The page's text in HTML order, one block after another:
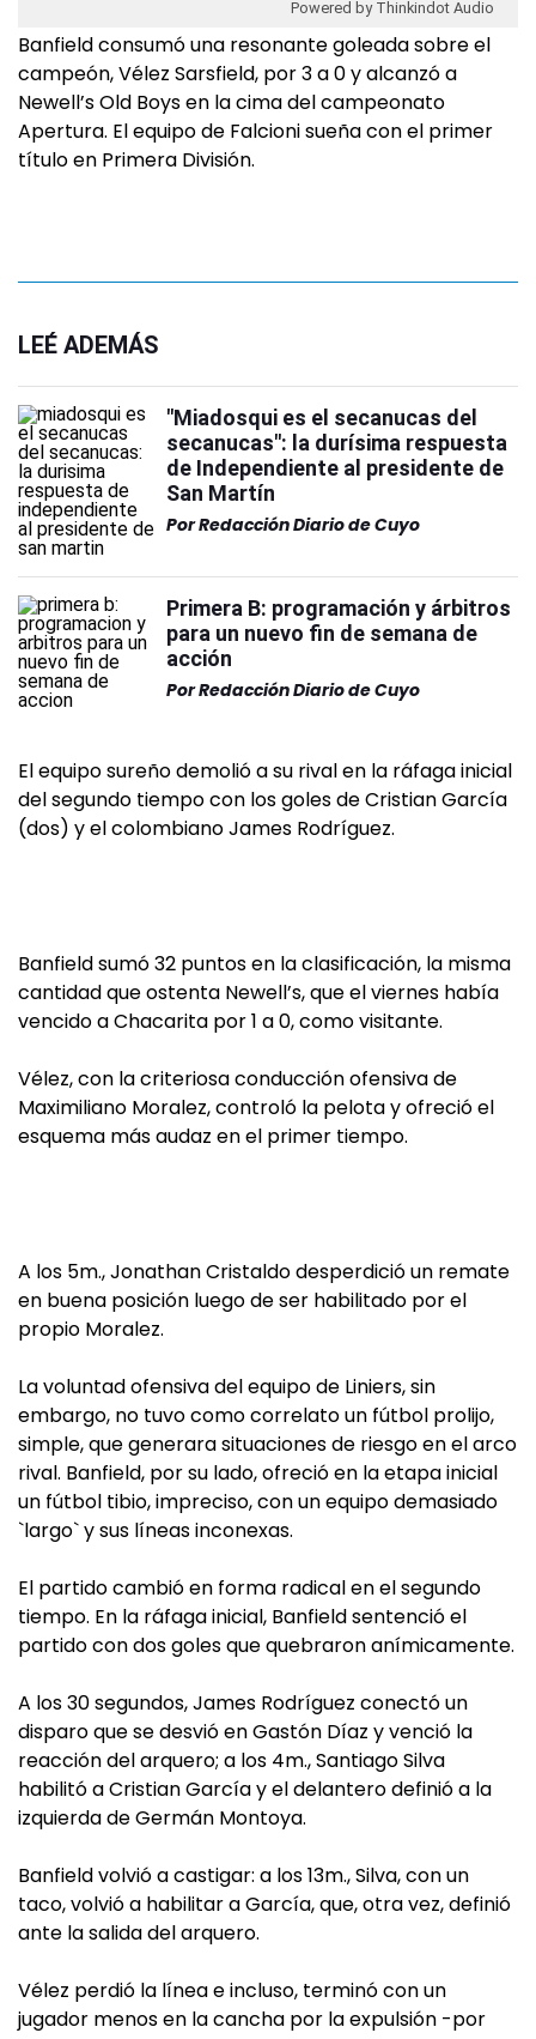
Powered by Thinkindot Audio
Banfield consumó una resonante goleada sobre el
campeón, Vélez Sarsfield, por 3 a 0 y alcanzó a
Newell’s Old Boys en la cima del campeonato
Apertura. El equipo de Falcioni sueña con el primer
título en Primera División.
LEÉ ADEMÁS
"Miadosqui es el secanucas del
secanucas": la durísima respuesta
de Independiente al presidente de
San Martín
PorRedacción Diario de Cuyo
Primera B: programación y árbitros
para un nuevo fin de semana de
acción
PorRedacción Diario de Cuyo
El equipo sureño demolió a su rival en la ráfaga inicial
del segundo tiempo con los goles de Cristian García
(dos) y el colombiano James Rodríguez.
Banfield sumó 32 puntos en la clasificación, la misma
cantidad que ostenta Newell’s, que el viernes había
vencido a Chacarita por 1 a 0, como visitante.
Vélez, con la criteriosa conducción ofensiva de
Maximiliano Moralez, controló la pelota y ofreció el
esquema más audaz en el primer tiempo.
A los 5m., Jonathan Cristaldo desperdició un remate
en buena posición luego de ser habilitado por el
propio Moralez.
La voluntad ofensiva del equipo de Liniers, sin
embargo, no tuvo como correlato un fútbol prolijo,
simple, que generara situaciones de riesgo en el arco
rival. Banfield, por su lado, ofreció en la etapa inicial
un fútbol tibio, impreciso, con un equipo demasiado
`largo` y sus líneas inconexas.
El partido cambió en forma radical en el segundo
tiempo. En la ráfaga inicial, Banfield sentenció el
partido con dos goles que quebraron anímicamente.
A los 30 segundos, James Rodríguez conectó un
disparo que se desvió en Gastón Díaz y venció la
reacción del arquero; a los 4m., Santiago Silva
habilitó a Cristian García y el delantero definió a la
izquierda de Germán Montoya.
Banfield volvió a castigar: a los 13m., Silva, con un
taco, volvió a habilitar a García, que, otra vez, definió
ante la salida del arquero.
Vélez perdió la línea e incluso, terminó con un
jugador menos en la cancha por la expulsión -por